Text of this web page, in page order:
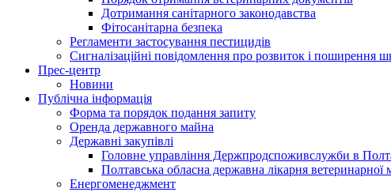
Дотримання санітарного законодавства
Фітосанітарна безпека
Регламенти застосування пестицидів
Сигналізаційні повідомлення про розвиток і поширення
Прес-центр
Новини
Публічна інформація
Форма та порядок подання запиту
Оренда державного майна
Державні закупівлі
Головне управління Держпродспоживслужби в
Полтавська обласна державна лікарня
Енергоменеджмент